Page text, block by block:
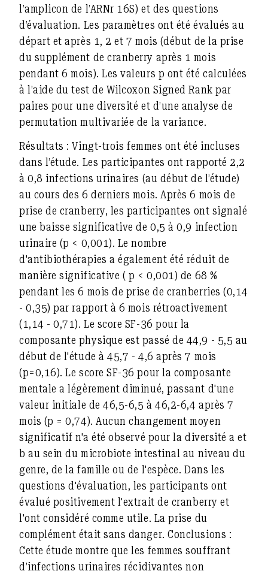
l’amplicon de l’ARNr 16S) et des questions
d’évaluation. Les paramètres ont été évalués au
départ et après 1, 2 et 7 mois (début de la prise
du supplément de cranberry après 1 mois
pendant 6 mois). Les valeurs p ont été calculées
à l’aide du test de Wilcoxon Signed Rank par
paires pour une diversité et d’une analyse de
permutation multivariée de la variance.
Résultats : Vingt-trois femmes ont été incluses
dans l’étude. Les participantes ont rapporté 2,2
à 0,8 infections urinaires (au début de l’étude)
au cours des 6 derniers mois. Après 6 mois de
prise de cranberry, les participantes ont signalé
une baisse significative de 0,5 à 0,9 infection
urinaire (p < 0,001). Le nombre
d'antibiothérapies a également été réduit de
manière significative ( p < 0,001) de 68 %
pendant les 6 mois de prise de cranberries (0,14
- 0,35) par rapport à 6 mois rétroactivement
(1,14 - 0,71). Le score SF-36 pour la
composante physique est passé de 44,9 - 5,5 au
début de l'étude à 45,7 - 4,6 après 7 mois
(p=0,16). Le score SF-36 pour la composante
mentale a légèrement diminué, passant d'une
valeur initiale de 46,5-6,5 à 46,2-6,4 après 7
mois (p = 0,74). Aucun changement moyen
significatif n'a été observé pour la diversité a et
b au sein du microbiote intestinal au niveau du
genre, de la famille ou de l'espèce. Dans les
questions d'évaluation, les participants ont
évalué positivement l'extrait de cranberry et
l'ont considéré comme utile. La prise du
complément était sans danger.Conclusions :
Cette étude montre que les femmes souffrant
d’infections urinaires récidivantes non